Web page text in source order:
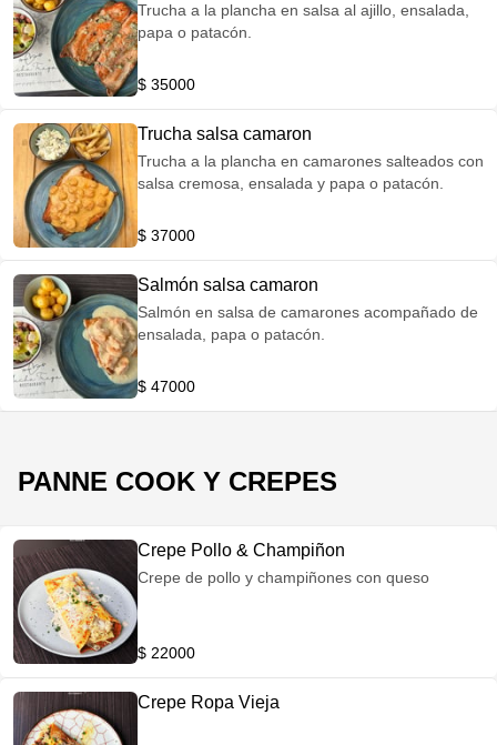
Trucha a la plancha en salsa al ajillo, ensalada,
papa o patacón.
$ 35000
Trucha salsa camaron
Trucha a la plancha en camarones salteados con
salsa cremosa, ensalada y papa o patacón.
$ 37000
Salmón salsa camaron
Salmón en salsa de camarones acompañado de
ensalada, papa o patacón.
$ 47000
PANNE COOK Y CREPES
Crepe Pollo & Champiñon
Crepe de pollo y champiñones con queso
$ 22000
Crepe Ropa Vieja